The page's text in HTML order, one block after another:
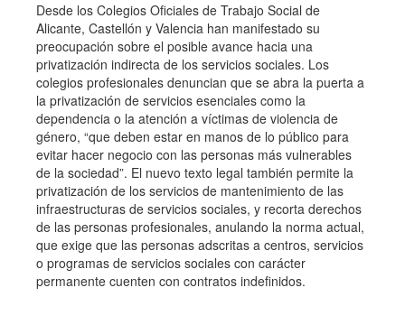
Desde los Colegios Oficiales de Trabajo Social de
Alicante, Castellón y Valencia han manifestado su
preocupación sobre el posible avance hacia una
privatización indirecta de los servicios sociales. Los
colegios profesionales denuncian que se abra la puerta a
la privatización de servicios esenciales como la
dependencia o la atención a víctimas de violencia de
género, “que deben estar en manos de lo público para
evitar hacer negocio con las personas más vulnerables
de la sociedad”. El nuevo texto legal también permite la
privatización de los servicios de mantenimiento de las
infraestructuras de servicios sociales, y recorta derechos
de las personas profesionales, anulando la norma actual,
que exige que las personas adscritas a centros, servicios
o programas de servicios sociales con carácter
permanente cuenten con contratos indefinidos.